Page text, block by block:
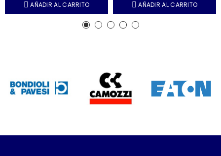
AÑADIR AL CARRITO AÑADIR AL CARRITO